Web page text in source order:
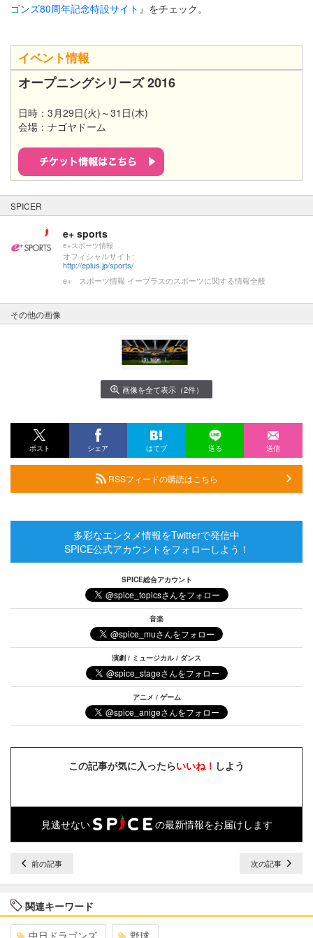
ゴンズ80周年記念特設サイト 』をチェック。
イベント情報
オープニングシリーズ 2016
日時：3月29日(火)～31日(木)
会場：ナゴヤドーム
SPICER
e+ sports
e+スポーツ情報
オフィシャルサイト:
http://eplus.jp/sports/
e+ スポーツ情報 イープラスのスポーツに関する情報全般
その他の画像
画像を全て表示（2件）
ポスト シェア はてブ 送る 送信
RSSフィードの購読はこちら
多彩なエンタメ情報をTwitterで発信中
SPICE公式アカウントをフォローしよう！
SPICE総合アカウント
音楽
演劇 / ミュージカル / ダンス
アニメ / ゲーム
この記事が気に入ったらいいね！ しよう
見逃せない の最新情報をお届けします
前の記事 次の記事
関連キーワード
中日ドラゴンズ 野球